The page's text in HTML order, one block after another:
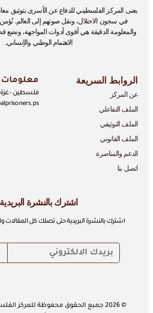
يعنى المركز الفلسطيني للدفاع عن الأسرى بتوثيق
في سجون الاحتلال، ونقل صوتهم إلى العالم. نُؤمن
والمعلومة الدقيقة هي أقوى أدوات المواجهة،
الاهتمام الوطني والإنساني.
الروابط السريعة
عن المركز
الملف التفاعلي
الملف التوثيقي
الملف القانوني
الدعم والمناصرة
اتصل بنا
معلومات
فلسطين - غزة -
اشترك بالنشرة البريدية
اشترك بالنشرة البريدية حتى تصلك كل المقالات
© 2026 جميع الحقوق محفوظة للمركز